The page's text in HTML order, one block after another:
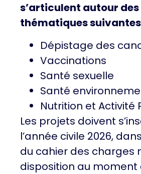
s’articulent autour des
thématiques
Dépistage des
Vaccinations
Santé sexuelle
Santé
Nutrition et Activité
Les projets doivent
l’année civile 2026,
du cahier des charges
disposition au moment